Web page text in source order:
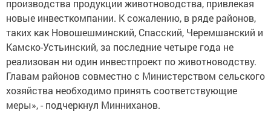
производства продукции животноводства, привлекая
новые инвесткомпании. К сожалению, в ряде районов,
таких как Новошешминский, Спасский, Черемшанский и
Камско-Устьинский, за последние четыре года не
реализован ни один инвестпроект по животноводству.
Главам районов совместно с Министерством сельского
хозяйства необходимо принять соответствующие
меры», - подчеркнул Минниханов.